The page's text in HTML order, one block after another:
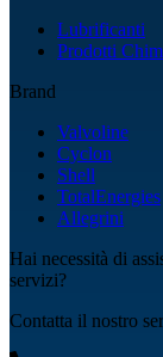
Lubrificanti
Prodotti
Brand
Valvoline
Cyclon
Shell
TotalEnergies
Allegrini
Hai necessità di
servizi?
Contatta il nostro